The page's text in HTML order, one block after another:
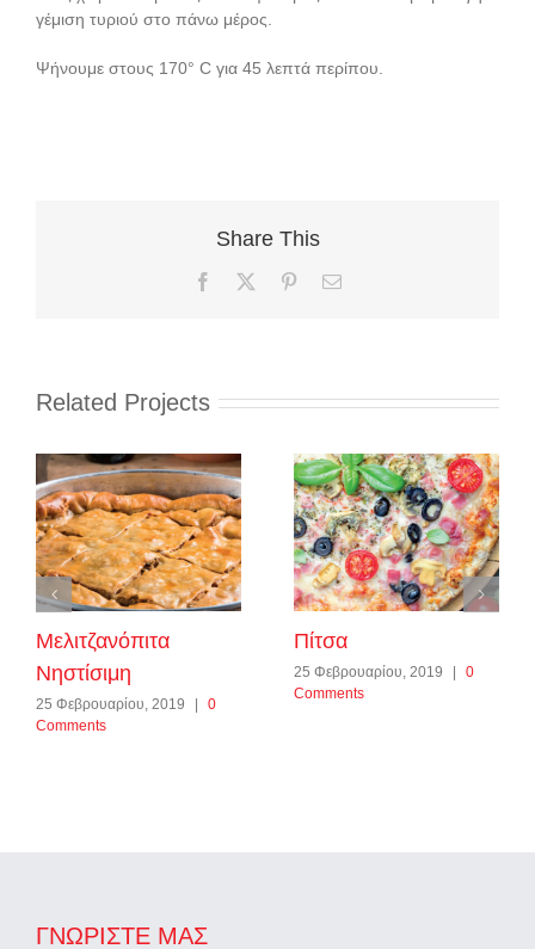
γέμιση τυριού στο πάνω μέρος.
Ψήνουμε στους 170° C για 45 λεπτά περίπου.
Share This
Facebook PinterestEmail
Related Projects
Μελιτζανόπιτα
Νηστίσιμη
25 Φεβρουαρίου, 2019 |
0
Comments
Πίτσα
25 Φεβρουαρίου, 2019 |
0
Comments
ΓΝΩΡΊΣΤΕ ΜΑΣ